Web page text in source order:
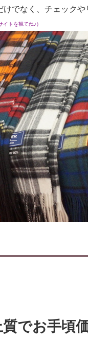
でなく、チェック
イトを観てね♪）
質でお手頃